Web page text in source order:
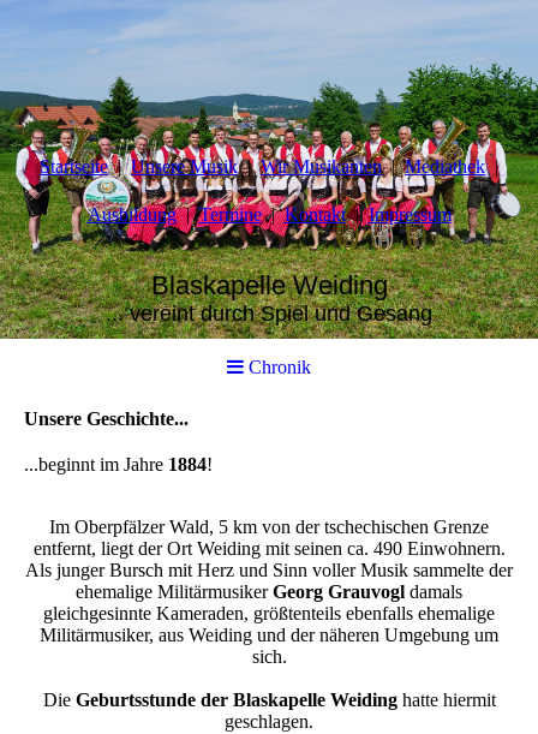
Startseite Unsere Musik Wir Musikanten Mediathek
Ausbildung Termine Kontakt Impressum
Blaskapelle Weiding
... vereint durch Spiel und Gesang
Chronik
Unsere Geschichte...
...beginnt im Jahre 1884!
Im Oberpfälzer Wald, 5 km von der tschechischen Grenze
entfernt, liegt der Ort Weiding mit seinen ca. 490 Einwohnern.
Als junger Bursch mit Herz und Sinn voller Musik sammelte der
ehemalige MilitärmusikerGeorg Grauvogl damals
gleichgesinnte Kameraden, größtenteils ebenfalls ehemalige
Militärmusiker, aus Weiding und der näheren Umgebung um
sich.
Die Geburtsstunde der Blaskapelle Weidinghatte hiermit
geschlagen.